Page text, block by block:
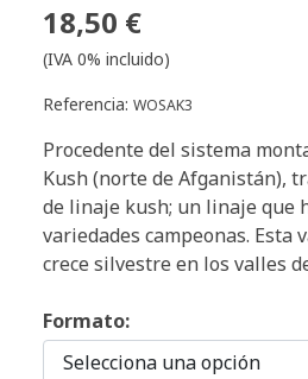
18,50 €
(IVA 0% incluido)
Referencia: WOSAK3
Procedente del sistema
Kush (norte de Afganistán),
de linaje kush; un linaje que
variedades campeonas. Esta
crece silvestre en los valles
Formato: